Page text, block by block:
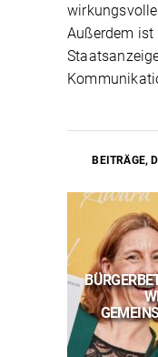
Außerdem
BEITRÄGE,